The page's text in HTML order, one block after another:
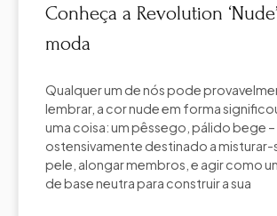
Conheça a Revolution
moda
Qualquer um de nós pode
lembrar, a cor nude em forma
uma coisa: um pêssego, pálido bege –
ostensivamente destinado a misturar-
pele, alongar membros, e agir como
de base neutra para construir a sua